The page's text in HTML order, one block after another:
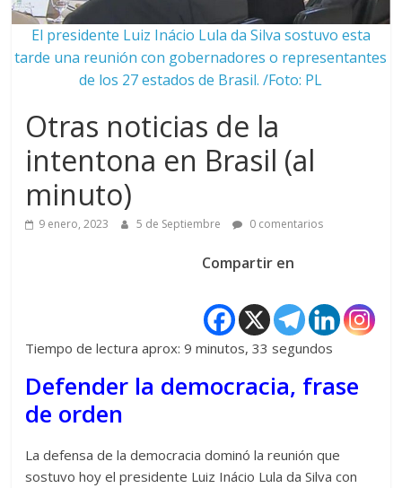
El presidente Luiz Inácio Lula da Silva sostuvo esta
tarde una reunión con gobernadores o representantes
de los 27 estados de Brasil. /Foto: PL
Otras noticias de la
intentona en Brasil (al
minuto)
9 enero, 2023 5 de Septiembre 0 comentarios
Compartir en
Tiempo de lectura aprox: 9 minutos, 33 segundos
Defender la democracia, frase
de orden
La defensa de la democracia dominó la reunión que
sostuvo hoy el presidente Luiz Inácio Lula da Silva con